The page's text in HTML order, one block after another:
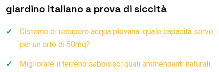
giardino italiano a prova di siccità
Cisterne di recupero acqua piovana: quale capacità serve
per un orto di 50mq?
Migliorare il terreno sabbioso: quali ammendanti naturali